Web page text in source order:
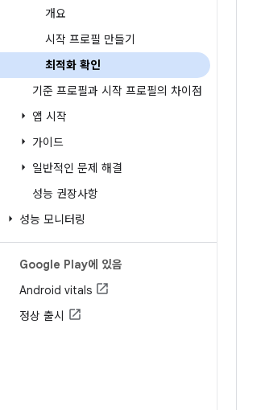
개요
시작 프로필 만들기
최적화 확인
기준 프로필과 시작 프로필의 차이점
앱 시작
가이드
일반적인 문제 해결
성능 권장사항
성능 모니터링
Google Play에 있음
Android vitals
정상 출시